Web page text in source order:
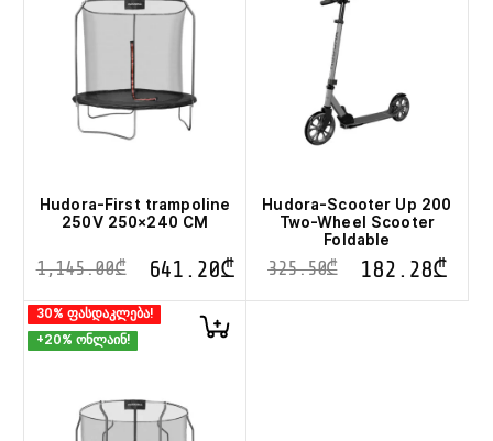
Hudora-First trampoline
250V 250×240 CM
1,145.00₾ 641.20₾
Hudora-Scooter Up 200
Two-Wheel Scooter
Foldable
325.50₾ 182.28₾
30% ფასდაკლება!
+20% ონლაინ!